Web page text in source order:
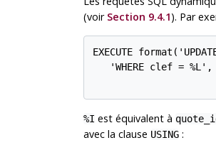
(voir Section 9.4.1). Par
EXECUTE
'WHERE clef =
%I est équivalent à
avec la clause USING: